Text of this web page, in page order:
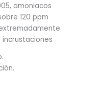
amoniacos
120 ppm
incrustaciones